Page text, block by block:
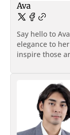
Ava
Say hello to
elegance to
inspire those